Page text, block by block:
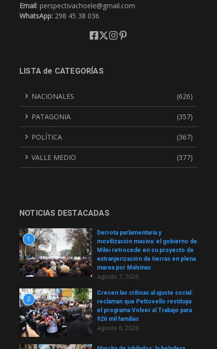
Email: perspectivachoele@gmail.com
WhatsApp: 298 45 38 036
LISTA de CATEGORÍAS
NACIONALES (626)
PATAGONIA (357)
POLÍTICA (367)
VALLE MEDIO (377)
NOTICIAS DESTACADAS
1
Derrota parlamentaria y
movilización masiva: el gobierno de
Milei retrocede en su proyecto de
extranjerización de tierras en plena
marea por Malvinas
agosto 7, 2026
2
Crecen las críticas al ajuste social:
reclaman que Pettovello restituya
el programa Volver al Trabajo para
926 mil familias
agosto 6, 2026